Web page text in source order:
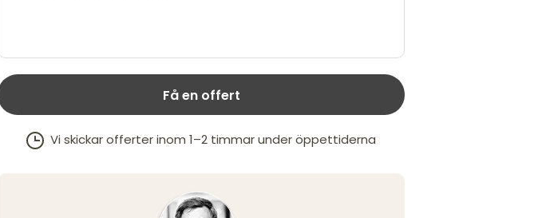
Få en offert
Vi skickar offerter inom 1–2 timmar under öppettiderna